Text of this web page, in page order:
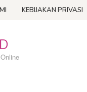
KEBIJAKAN PRIVASI